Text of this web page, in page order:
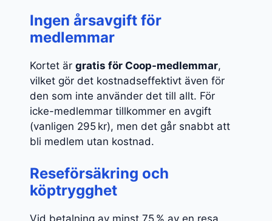
Ingen årsavgift för
medlemmar
Kortet ärgratis för Coop-medlemmar,
vilket gör det kostnadseffektivt även för
den som inte använder det till allt. För
icke-medlemmar tillkommer en avgift
(vanligen 295 kr), men det går snabbt att
bli medlem utan kostnad.
Reseförsäkring och
köptrygghet
Vid betalning av minst 75 % av en resa